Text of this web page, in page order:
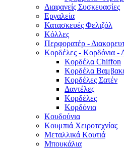
Διαφανείς Συσκευασίες
Εργαλεία
Κατασκευές Φελιζόλ
Κόλλες
Περφορατέρ -
Κορδέλες - Κορδόνια -
Κορδέλα Chiffon
Κορδέλα
Κορδέλες Σατέν
Δαντέλες
Κορδέλες
Κορδόνια
Κουδούνια
Κουμπιά Χειροτεχνίας
Μεταλλικά Κουτιά
Μπουκάλια